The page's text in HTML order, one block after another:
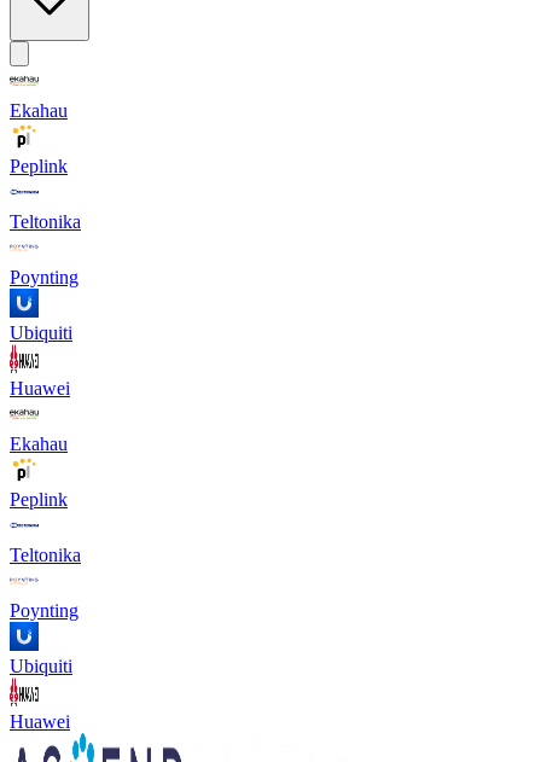
Ekahau
Peplink
Teltonika
Poynting
Ubiquiti
Huawei
Ekahau
Peplink
Teltonika
Poynting
Ubiquiti
Huawei